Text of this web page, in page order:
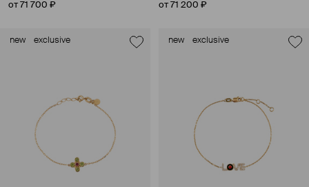
от 71 700 ₽ от 71 200 ₽
new exclusive new exclusive